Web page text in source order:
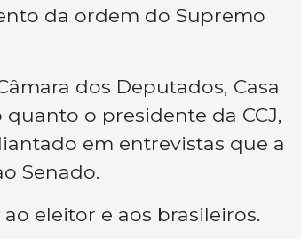
da ordem do Supremo
dos Deputados, Casa
o presidente da CCJ,
em entrevistas que a
Senado.
eleitor e aos brasileiros.